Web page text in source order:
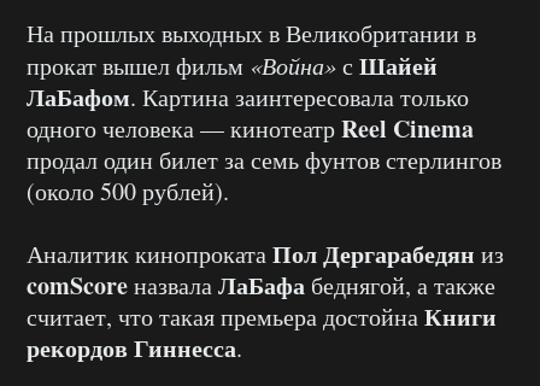
На прошлых выходных в Великобритании в
прокат вышел фильм «Война»с Шайей
ЛаБафом. Картина заинтересовала только
одного человека — кинотеатрReel Cinema
продал один билет за семь фунтов стерлингов
(около 500 рублей).
Аналитик кинопрокатаПол Дергарабедян из
comScoreназвалаЛаБафа беднягой, а также
считает, что такая премьера достойнаКниги
рекордов Гиннесса.